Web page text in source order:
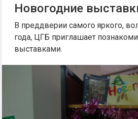
Новогодние
В преддверии самого яркого,
года, ЦГБ приглашает
выставками.